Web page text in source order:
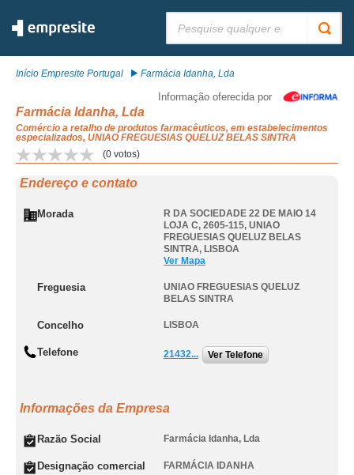
Início Empresite Portugal Farmácia Idanha, Lda
Informação oferecida por
Farmácia Idanha, Lda
Comércio a retalho de produtos farmacêuticos, em estabelecimentos
especializados, UNIAO FREGUESIAS QUELUZ BELAS SINTRA
(0 votos)
Endereço e contato
Morada
R DA SOCIEDADE 22 DE MAIO 14
LOJA C, 2605-115, UNIAO
FREGUESIAS QUELUZ BELAS
SINTRA, LISBOA
Ver Mapa
Freguesia
UNIAO FREGUESIAS QUELUZ
BELAS SINTRA
Concelho LISBOA
Telefone 21432... Ver Telefone
Informações da Empresa
Razão Social Farmácia Idanha, Lda
Designação comercial FARMÁCIA IDANHA